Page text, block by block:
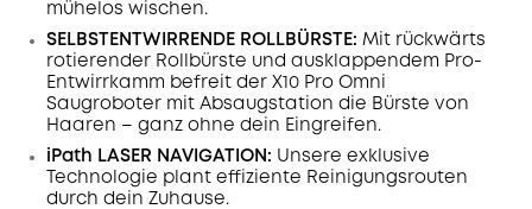
mühelos wischen.
SELBSTENTWIRRENDE ROLLBÜRSTE: Mit rückwärts
rotierender Rollbürste und ausklappendem Pro-
Entwirrkamm befreit der X10 Pro Omni
Saugroboter mit Absaugstation die Bürste von
Haaren – ganz ohne dein Eingreifen.
iPath LASER NAVIGATION : Unsere exklusive
Technologie plant effiziente Reinigungsrouten
durch dein Zuhause.